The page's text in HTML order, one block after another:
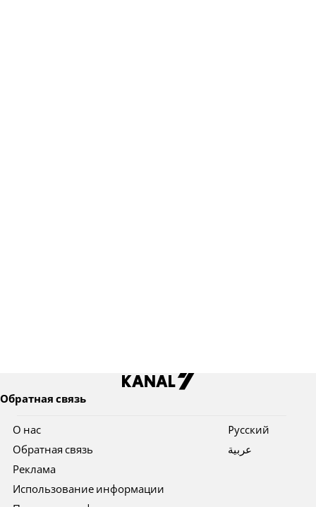
Обратная связь
О нас
Обратная связь
Реклама
Использование информации
Pусский
عربية